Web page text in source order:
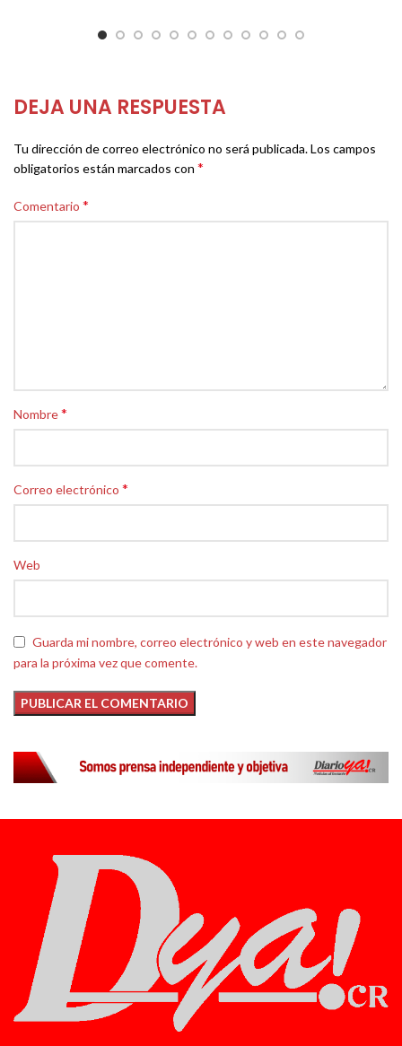
DEJA UNA RESPUESTA
Tu dirección de correo electrónico no será publicada.Los campos
obligatorios están marcados con *
Comentario *
Nombre*
Correo electrónico *
Web
Guarda mi nombre, correo electrónico y web en este navegador
para la próxima vez que comente.